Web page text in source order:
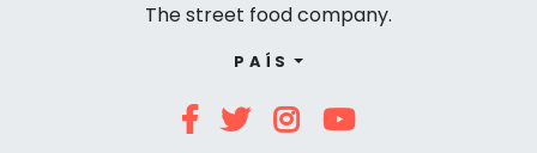
The street food company.
PAÍS